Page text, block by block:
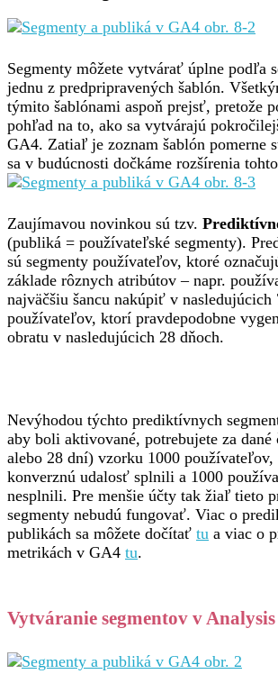
Segmenty môžete vytvárať úplne podľa
jednu z predpripravených šablón.
týmito šablónami aspoň prejsť, pretože
pohľad na to, ako sa vytvárajú
GA4. Zatiaľ je zoznam šablón pomerne
sa v budúcnosti dočkáme rozšírenia
Zaujímavou novinkou sú tzv.
(publiká = používateľské segmenty).
sú segmenty používateľov, ktoré
základe rôznych atribútov – napr.
najväčšiu šancu nakúpiť v nasledujúcich
používateľov, ktorí pravdepodobne
obratu v nasledujúcich 28 dňoch.
Nevýhodou týchto prediktívnych
aby boli aktivované, potrebujete za dané
alebo 28 dní) vzorku 1000
konverznú udalosť splnili a 1000
nesplnili. Pre menšie účty tak žiaľ tieto
segmenty nebudú fungovať. Viac o
publikách sa môžete dočítať tu a viac o
metrikách v GA4 tu.
Vytváranie segmentov v